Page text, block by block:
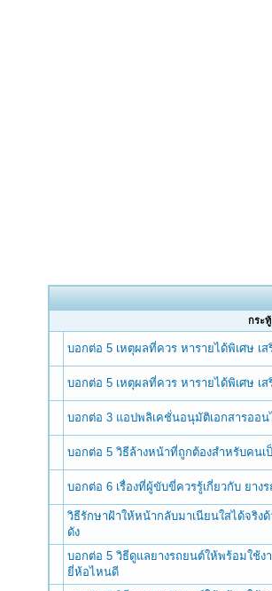
กระ
บอกต่อ 5 เหตุผลที่ควร หารายได้พิเศษ เ
บอกต่อ 5 เหตุผลที่ควร หารายได้พิเศษ เ
บอกต่อ 3 แอปพลิเคชั่นอนุมัติเอกสารออน
บอกต่อ 5 วิธีล้างหน้าที่ถูกต้องสำหรับคนเ
บอกต่อ 6 เรื่องที่ผู้ขับขี่ควรรู้เกี่ยวกับ ยางร
วิธีรักษาฝ้าให้หน้ากลับมาเนียนใสได้จริ
ดัง
บอกต่อ 5 วิธีดูแลยางรถยนต์ให้พร้อมใช้
ยี่ห้อไหนดี